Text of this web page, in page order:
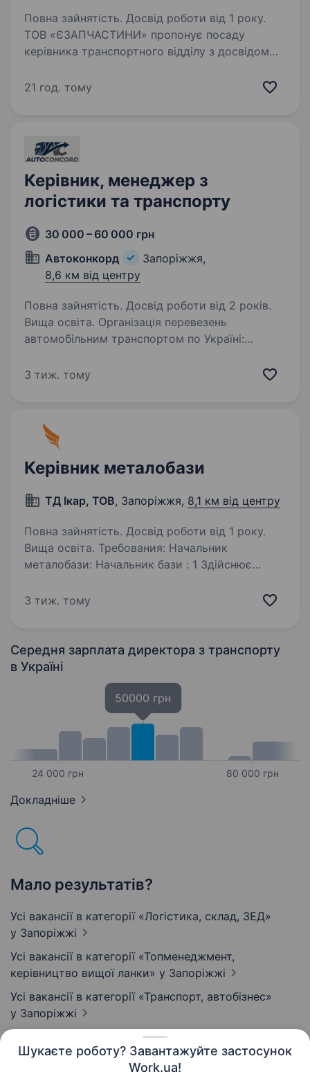
Шукаєте роботу? Завантажуйте застосунок
Work.ua!
Повна зайнятість. Досвід роботи від 1 року.
ТОВ «ЄЗАПЧАСТИНИ» пропонує посаду
керівника транспортного відділу з досвідом
своєчасної доставки товарів та контролю
21 год. тому
Керівник, менеджер з
логістики та транспорту
30 000 – 60 000 грн
Автоконкорд
Запоріжжя,
8,6 км від центру
Повна зайнятість. Досвід роботи від 2 років.
Вища освіта. Організація перевезень
автомобільним транспортом по Україні:
на перевезення вантажів; Проведення тендерів
3 тиж. тому
Керівник металобази
ТД Ікар, ТОВ, Запоріжжя, 8,1 км від центру
Повна зайнятість. Досвід роботи від 1 року.
Вища освіта. Требования: Начальник
металобази: Начальник бази : 1 Здійснює
діяльності бази. 2 Організовує реалізацію
3 тиж. тому
Середня зарплата директора з транспорту
в Україні
24 000 грн
50000 грн
80 000 грн
Докладніше
Мало результатів?
Усі вакансії в категорії «Логістика, склад, ЗЕД»
у Запоріжжі
Усі вакансії в категорії «Топменеджмент,
керівництво вищої ланки» у Запоріжжі
Усі вакансії в категорії «Транспорт, автобізнес»
у Запоріжжі